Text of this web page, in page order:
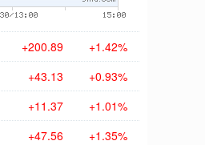
+200.89 +1.42%
+43.13 +0.93%
+11.37 +1.01%
+47.56 +1.35%